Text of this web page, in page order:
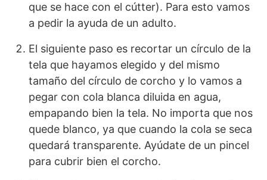
que se hace con el cútter). Para esto vamos
a pedir la ayuda de un adulto.
El siguiente paso es recortar un círculo de la
tela que hayamos elegido y del mismo
tamaño del círculo de corcho y lo vamos a
pegar con cola blanca diluida en agua,
empapando bien la tela. No importa que nos
quede blanco, ya que cuando la cola se seca
quedará transparente. Ayúdate de un pincel
para cubrir bien el corcho.